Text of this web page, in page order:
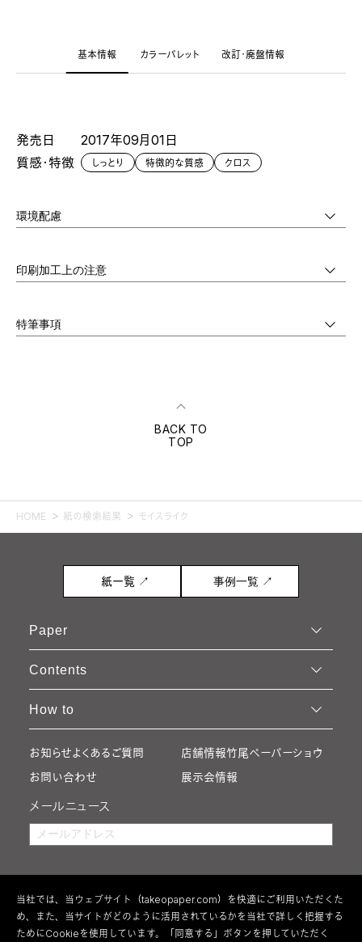
基本情報 カラーパレット 改訂・廃盤情報
発売日
2017年09月01日
質感・特徴
しっとり 特徴的な質感 クロス
環境配慮
印刷加工上の注意
特筆事項
BACK TO
TOP
HOME 紙の検索結果 モイスライク
紙一覧 ↗ 事例一覧 ↗
Paper
Contents
How to
お知らせよくあるご質問
お問い合わせ
店舗情報竹尾ペーパーショウ
展示会情報
メールニュース
当社では、当ウェブサイト（takeopaper.com）を快適にご利用いただくた
め、また、当サイトがどのように活用されているかを当社で詳しく把握する
ためにCookieを使用しています。「同意する」ボタンを押していただく